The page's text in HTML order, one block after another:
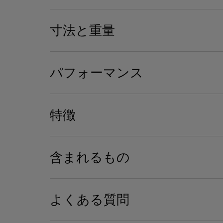
ラウドスピーカー
独自テクノロジー
クロスステレオアーキテクチャ
寸法と重量
寸法
パフォーマンス
最大サウンドレベル
特徴
同期
含まれるもの
Devialet Mania Cocoon 便攜包
Devialet Mania Station（ワイヤレス充電器）
よくある質問